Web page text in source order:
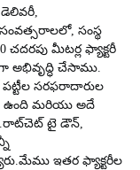
సంస్థ
మీటర్ల ఫ్యాక్టరీ
అభివృద్ధి చేసాము.
సరఫరాదారుల
ఉంది మరియు అదే
రాట్‌చెట్ టై డౌన్,
మేము ఇతర ఫ్యాక్టరీల